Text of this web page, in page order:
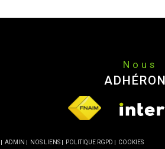
Nous
ADMIN NOS LIENS POLITIQUE RGPD COOKIES